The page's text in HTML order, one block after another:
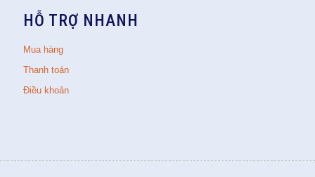
HỖ TRỢ NHANH
Mua hàng
Thanh toán
Điều khoản